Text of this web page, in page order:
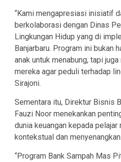
“Kami mengapresiasi inisiatif
berkolaborasi dengan Dinas
Lingkungan Hidup yang di
Banjarbaru. Program ini bukan
anak untuk menabung, tapi
mereka agar peduli terhadap
Sirajoni.
Sementara itu, Direktur Bisnis
Fauzi Noor menekankan
dunia keuangan kepada pelajar
kontekstual dan menyenangkan.
“Program Bank Sampah Mas